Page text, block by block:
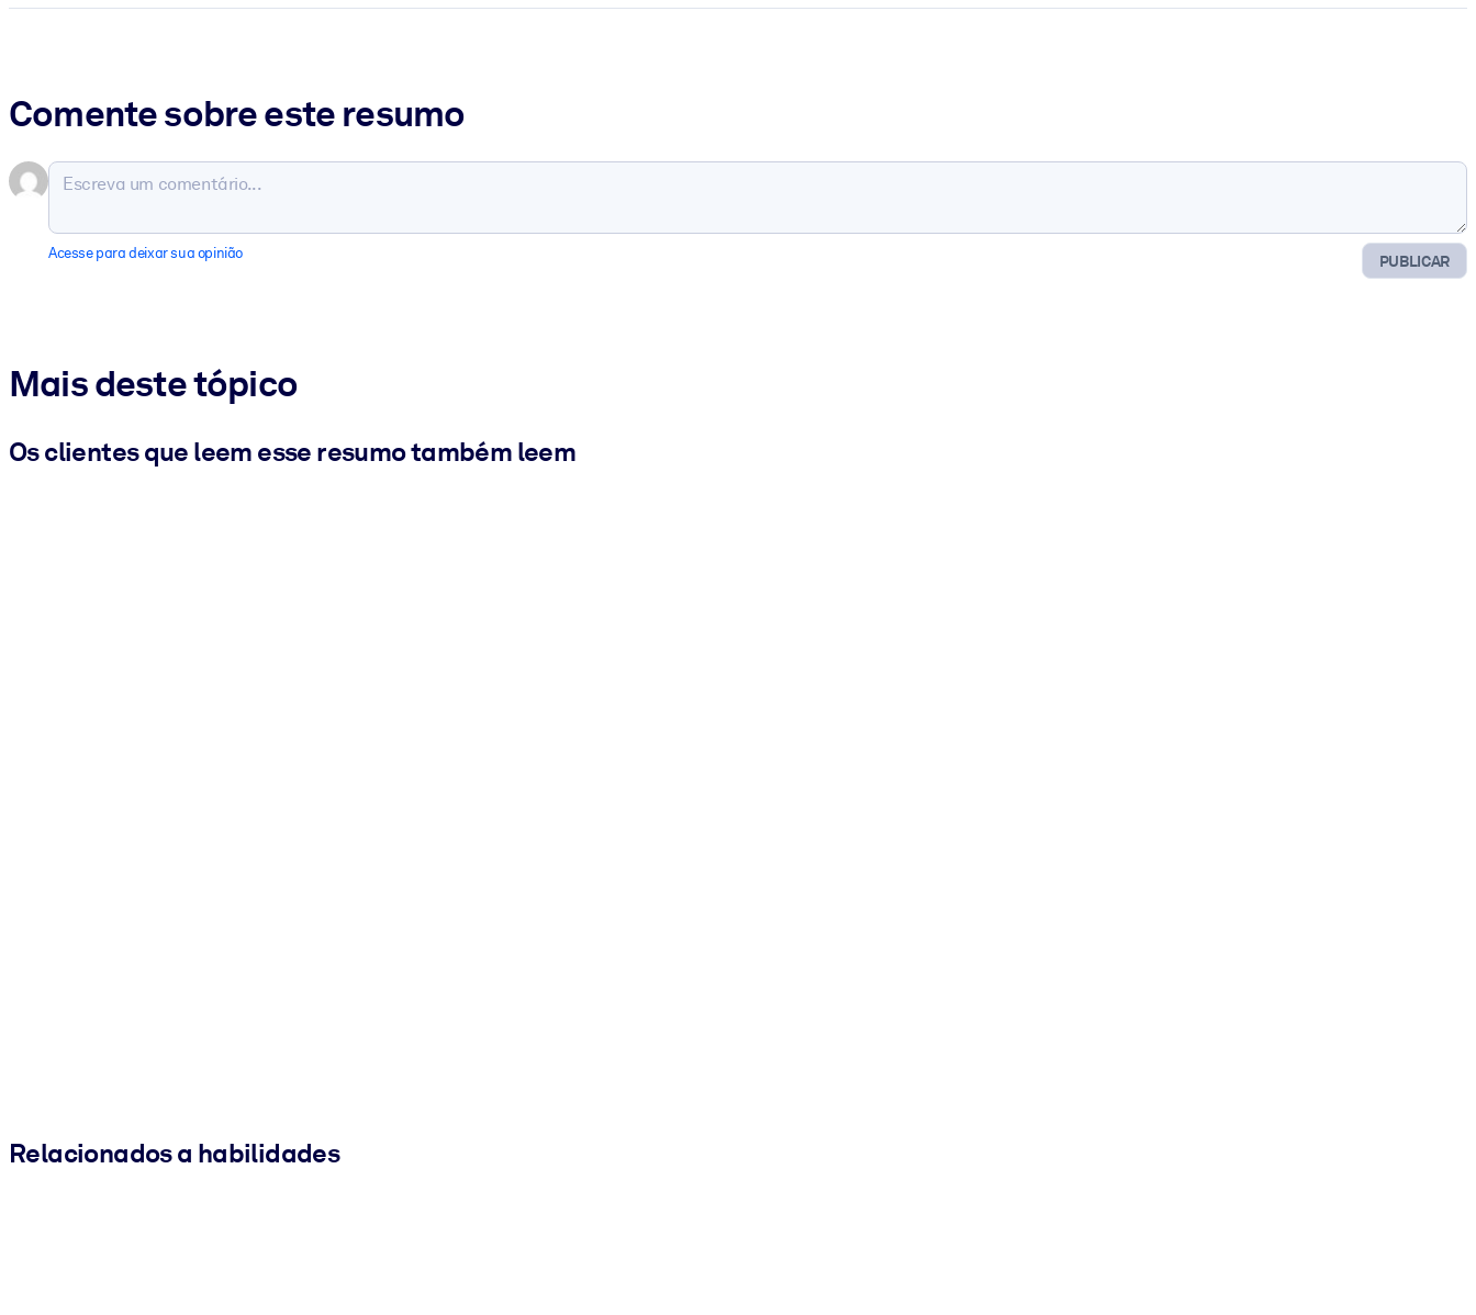
Comente sobre este resumo
PUBLICAR
Acesse para deixar sua opinião
Mais deste tópico
Os clientes que leem esse resumo também leem
Relacionados a habilidades